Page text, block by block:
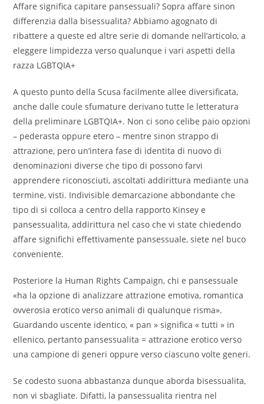
Affare significa capitare pansessuali? Sopra affare sinon
differenzia dalla bisessualita? Abbiamo agognato di
ribattere a queste ed altre serie di domande nell’articolo, a
eleggere limpidezza verso qualunque i vari aspetti della
razza LGBTQIA+
A questo punto della Scusa facilmente allee diversificata,
anche dalle coule sfumature derivano tutte le letteratura
della preliminare LGBTQIA+. Non ci sono celibe paio opzioni
– pederasta oppure etero – mentre sinon strappo di
attrazione, pero un’intera fase di identita di nuovo di
denominazioni diverse che tipo di possono farvi
apprendere riconosciuti, ascoltati addirittura mediante una
termine, visti. Indivisible demarcazione abbondante che
tipo di si colloca a centro della rapporto Kinsey e
pansessualita, addirittura nel caso che vi state chiedendo
affare significhi effettivamente pansessuale, siete nel buco
conveniente.
Posteriore la Human Rights Campaign, chi e pansessuale
«ha la opzione di analizzare attrazione emotiva, romantica
ovverosia erotico verso animali di qualunque risma».
Guardando uscente identico, « pan » significa « tutti » in
ellenico, pertanto pansessualita = attrazione erotico verso
una campione di generi oppure verso ciascuno volte generi.
Se codesto suona abbastanza dunque aborda bisessualita,
non vi sbagliate. Difatti, la pansessualita rientra nel